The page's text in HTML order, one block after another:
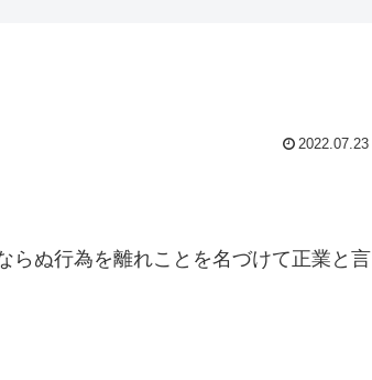
2022.07.23
らぬ行為を離れことを名づけて正業と言